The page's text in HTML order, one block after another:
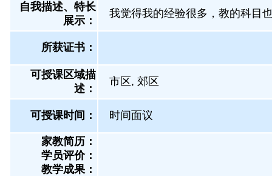
自我描述、特长
展示 ：
我觉得我的经验很多，教的科目
所获证书 ：
可授课区域描
述：
市区, 郊区
可授课时间： 时间面议
家教简历：
学员评价：
教学成果：